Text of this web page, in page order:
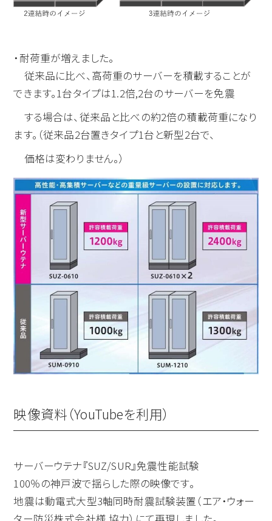
・耐荷重が増えました。
従来品に比べ、高荷重のサーバーを積載することが
できます。1台タイプは1.2倍,2台のサーバーを免震
する場合は、従来品と比べの約2倍の積載荷重になり
ます。（従来品2台置きタイプ1台と新型2台で、
価格は変わりません。）
映像資料（YouTubeを利用）
サーバーウテナ『SUZ/SUR』免震性能試験
100％の神戸波で揺らした際の映像です。
地震は動電式大型3軸同時耐震試験装置（エア・ウォー